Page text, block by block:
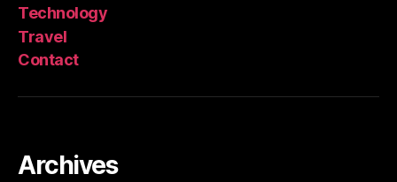
Technology
Travel
Contact
Archives